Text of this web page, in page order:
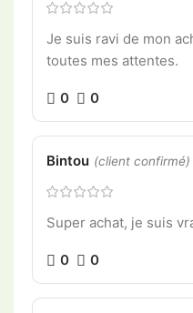
Je suis ravi de mon
toutes mes attentes.
0 0
Bintou (client confirmé)
Super achat, je suis
0 0